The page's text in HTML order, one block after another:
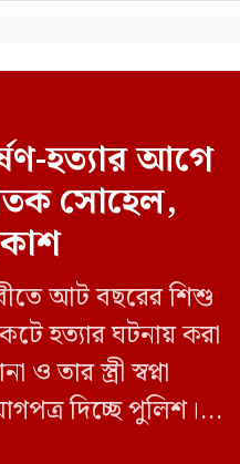
হত্যার আগে
সোহেল,
আট বছরের শিশু
হত্যার ঘটনায় করা
তার স্ত্রী স্বপ্না
দিচ্ছে পুলিশ।